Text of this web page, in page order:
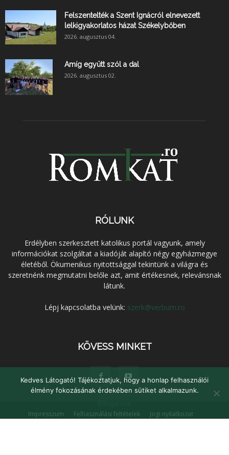
Felszentelték a Szent Ignácról elnevezett
lelkigyakorlatos házat Székelybőben
2026. augusztus 04.
Amíg együtt szól a dal
2026. augusztus 02.
RÓLUNK
Erdélyben szerkesztett katolikus portál vagyunk, amely
információkat szolgáltat a kiadóját alapító négy egyházmegye
életéből. Ökumenikus nyitottsággal tekintünk a világra és
szeretnénk megmutatni belőle azt, amit értékesnek, relevánsnak
látunk.
Lépj kapcsolatba velünk: szerk@verbum.ro
KÖVESS MINKET
Impresszum Felhasználási feltételek
Jogi nyilatkozat
Kedves Látogató! Tájékoztatjuk, hogy a honlap felhasználói
élmény fokozásának érdekében sütiket alkalmazunk.